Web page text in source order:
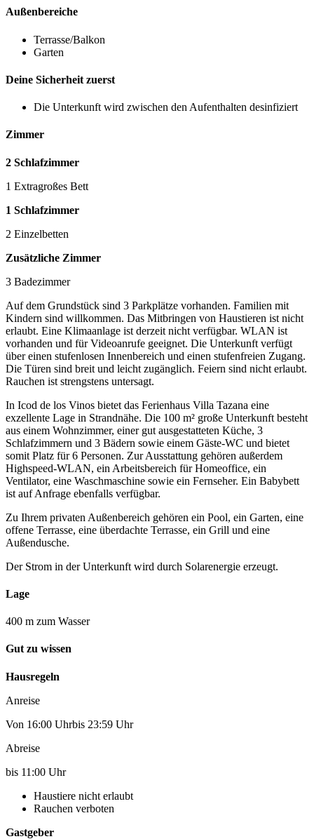
Außenbereiche
Terrasse/Balkon
Garten
Deine Sicherheit zuerst
Die Unterkunft wird zwischen den Aufenthalten desinfiziert
Zimmer
2 Schlafzimmer
1 Extragroßes Bett
1 Schlafzimmer
2 Einzelbetten
Zusätzliche Zimmer
3 Badezimmer
Auf dem Grundstück sind 3 Parkplätze vorhanden. Familien mit
Kindern sind willkommen. Das Mitbringen von Haustieren ist nicht
erlaubt. Eine Klimaanlage ist derzeit nicht verfügbar. WLAN ist
vorhanden und für Videoanrufe geeignet. Die Unterkunft verfügt
über einen stufenlosen Innenbereich und einen stufenfreien Zugang.
Die Türen sind breit und leicht zugänglich. Feiern sind nicht erlaubt.
Rauchen ist strengstens untersagt.
In Icod de los Vinos bietet das Ferienhaus Villa Tazana eine
exzellente Lage in Strandnähe. Die 100 m² große Unterkunft besteht
aus einem Wohnzimmer, einer gut ausgestatteten Küche, 3
Schlafzimmern und 3 Bädern sowie einem Gäste-WC und bietet
somit Platz für 6 Personen. Zur Ausstattung gehören außerdem
Highspeed-WLAN, ein Arbeitsbereich für Homeoffice, ein
Ventilator, eine Waschmaschine sowie ein Fernseher. Ein Babybett
ist auf Anfrage ebenfalls verfügbar.
Zu Ihrem privaten Außenbereich gehören ein Pool, ein Garten, eine
offene Terrasse, eine überdachte Terrasse, ein Grill und eine
Außendusche.
Der Strom in der Unterkunft wird durch Solarenergie erzeugt.
Lage
400 m zum Wasser
Gut zu wissen
Hausregeln
Anreise
Von 16:00 Uhrbis 23:59 Uhr
Abreise
bis 11:00 Uhr
Haustiere nicht erlaubt
Rauchen verboten
Gastgeber